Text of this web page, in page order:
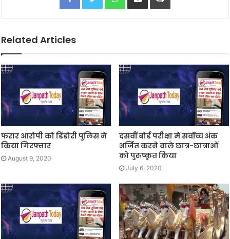
Related Articles
फरार आरोपी को डिंडोरी पुलिस ने
किया गिरफ्तार
August 9, 2020
दसवीं बोर्ड परीक्षा में सर्वोच्च अंक
अर्जित करने वाले छात्र-छात्राओं
को पुरुष्कृत किया
July 6, 2020